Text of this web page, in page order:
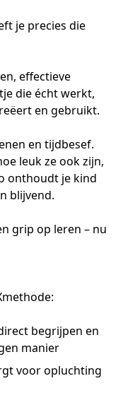
je precies die
effectieve
die écht werkt,
en gebruikt.
en tijdbesef.
leuk ze ook zijn,
onthoudt je kind
blijvend.
grip op leren – nu
begrijpen en
manier
voor opluchting